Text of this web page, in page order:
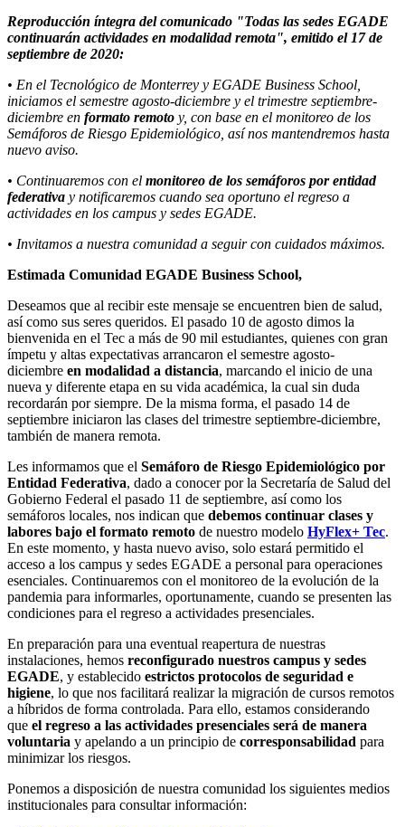
Reproducción íntegra del comunicado "Todas las sedes EGADE
continuarán actividades en modalidad remota", emitido el 17 de
septiembre de 2020:
• En el Tecnológico de Monterrey y EGADE Business School,
iniciamos el semestre agosto-diciembre y el trimestre septiembre-
diciembre en formato remoto y, con base en el monitoreo de los
Semáforos de Riesgo Epidemiológico, así nos mantendremos hasta
nuevo aviso.
• Continuaremos con el monitoreo de los semáforos por entidad
federativa y notificaremos cuando sea oportuno el regreso a
actividades en los campus y sedes EGADE.
• Invitamos a nuestra comunidad a seguir con cuidados máximos.
Estimada Comunidad EGADE Business School,
Deseamos que al recibir este mensaje se encuentren bien de salud,
así como sus seres queridos. El pasado 10 de agosto dimos la
bienvenida en el Tec a más de 90 mil estudiantes, quienes con gran
ímpetu y altas expectativas arrancaron el semestre agosto-
diciembre en modalidad a distancia, marcando el inicio de una
nueva y diferente etapa en su vida académica, la cual sin duda
recordarán por siempre. De la misma forma, el pasado 14 de
septiembre iniciaron las clases del trimestre septiembre-diciembre,
también de manera remota.
Les informamos que el Semáforo de Riesgo Epidemiológico por
Entidad Federativa, dado a conocer por la Secretaría de Salud del
Gobierno Federal el pasado 11 de septiembre, así como los
semáforos locales, nos indican que debemos continuar clases y
labores bajo el formato remoto de nuestro modelo HyFlex+ Tec.
En este momento, y hasta nuevo aviso, solo estará permitido el
acceso a los campus y sedes EGADE a personal para operaciones
esenciales. Continuaremos con el monitoreo de la evolución de la
pandemia para informarles, oportunamente, cuando se presenten las
condiciones para el regreso a actividades presenciales.
En preparación para una eventual reapertura de nuestras
instalaciones, hemos reconfigurado nuestros campus y sedes
EGADE, y establecido estrictos protocolos de seguridad e
higiene, lo que nos facilitará realizar la migración de cursos remotos
a híbridos de forma controlada. Para ello, estamos considerando
que el regreso a las actividades presenciales será de manera
voluntaria y apelando a un principio de corresponsabilidad para
minimizar los riesgos.
Ponemos a disposición de nuestra comunidad los siguientes medios
institucionales para consultar información: